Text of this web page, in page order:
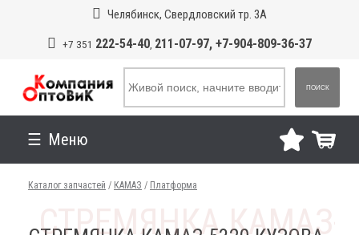
Челябинск, Свердловский тр. 3А
+7 351 222-54-40, 211-07-97, +7-904-809-36-37
ПОИСК
Меню
Каталог запчастей / КАМАЗ / Платформа